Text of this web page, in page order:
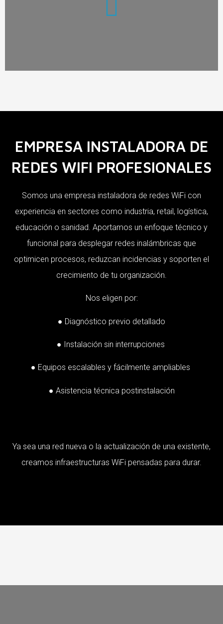
EMPRESA INSTALADORA DE
REDES WIFI PROFESIONALES
Somos una empresa instaladora de redes WiFi con
experiencia en sectores como industria, retail, logística,
educación o sanidad. Aportamos un enfoque técnico y
funcional para desplegar redes inalámbricas que
optimicen procesos, reduzcan incidencias y soporten el
crecimiento de tu organización.
Nos eligen por:
● Diagnóstico previo detallado
● Instalación sin interrupciones
● Equipos escalables y fácilmente ampliables
● Asistencia técnica postinstalación
Ya sea una red nueva o la actualización de una existente,
creamos infraestructuras WiFi pensadas para durar.